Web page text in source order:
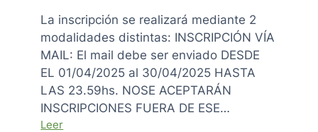
La inscripción se realizará mediante 2
modalidades distintas: INSCRIPCIÓN VÍA
MAIL: El mail debe ser enviado DESDE
EL 01/04/2025 al 30/04/2025 HASTA
LAS 23.59hs. NOSE ACEPTARÁN
INSCRIPCIONES FUERA DE ESE…
Leer: